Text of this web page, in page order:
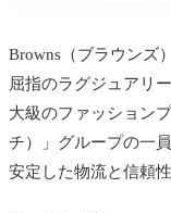
Browns（ブラウンズ
屈指のラグジュアリ
大級のファッション
チ）」グループの一
安定した物流と信頼